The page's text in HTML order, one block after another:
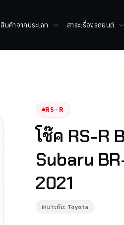
สินค้าจากประเภท สาระเรื่องรถยนต์
RS-R
โช๊ค RS-R
Subaru
2021
เหมาะกับ: Toyota